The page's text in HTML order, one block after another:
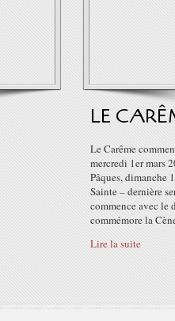
LE
Le Carême
mercredi 1er mars
Pâques, dimanche
Sainte – dernière
commence avec le
commémore la
Lire la suite